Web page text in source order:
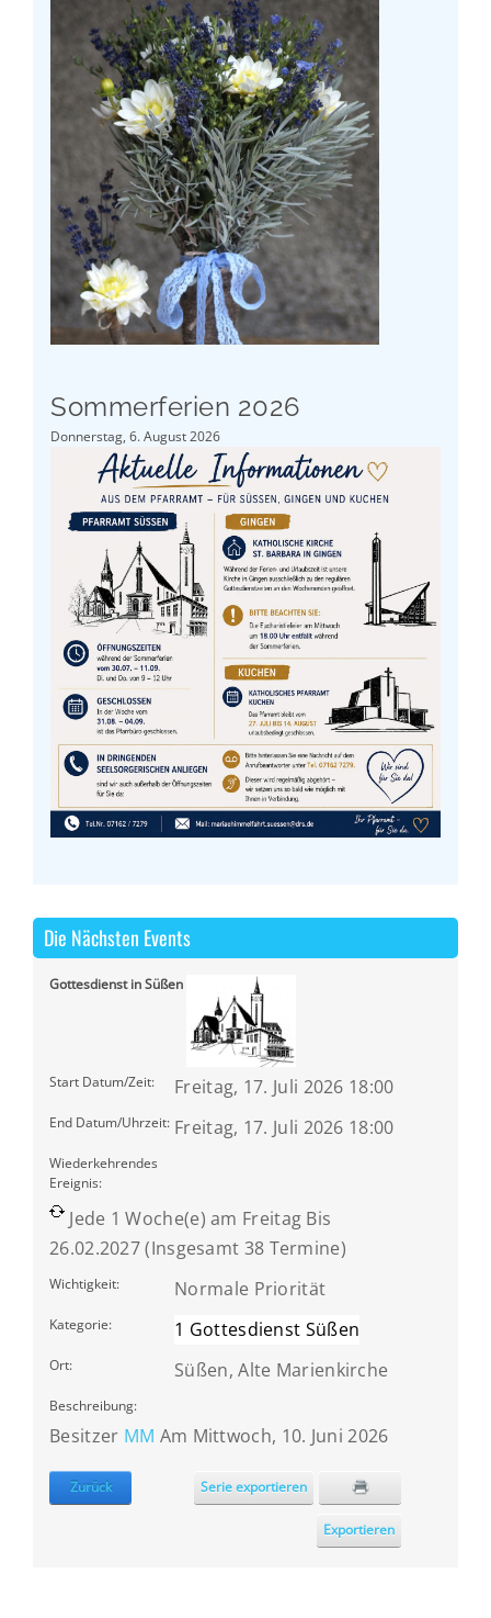
Sommerferien 2026
Donnerstag, 6. August 2026
Die Nächsten Events
Gottesdienst in Süßen
Start Datum/Zeit: Freitag, 17. Juli 2026 18:00
End Datum/Uhrzeit: Freitag, 17. Juli 2026 18:00
Wiederkehrendes
Ereignis:
Jede 1 Woche(e) am Freitag Bis
26.02.2027 (Insgesamt 38 Termine)
Wichtigkeit: Normale Priorität
Kategorie: 1 Gottesdienst Süßen
Ort: Süßen, Alte Marienkirche
Beschreibung:
Besitzer MM Am Mittwoch, 10. Juni 2026
Zurück Serie exportieren
Exportieren